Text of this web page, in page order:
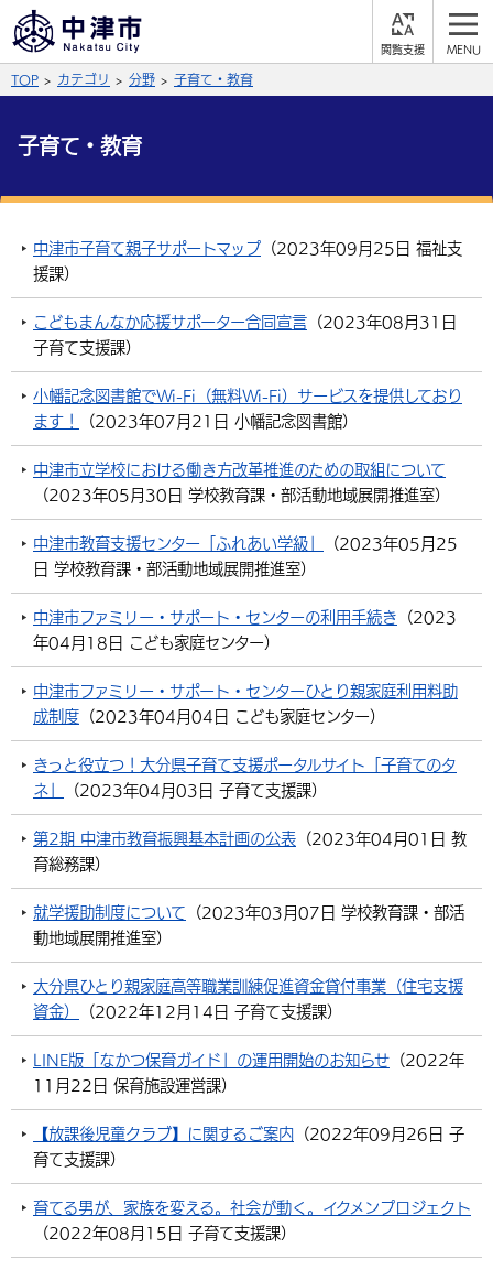
ふりがなをつける
よみあげる
黒 青 白
文字の大きさ
言語を選択
英語（English） 中国語（簡体字）
中国語（繁体字） 韓国語（한국어）
組織案内
サイト内検索
くらしの情報
福祉・介護 健康・予防
税金 住宅・インフラ
環境・衛生 生涯学習・スポーツ・人権
選挙 外国人の方向け情報
入札・契約 産業・雇用
農林水産業 税金
都市整備
子育て・教育
施設情報 子どもを預ける
手当・助成 健康・医療
相談・支援・情報 計画・施策
観光・移住
観光なび スポットを探す
遊ぶ・体験する グルメ・食べる
買う・おみやげ 四季のイベント・祭り
移住・定住
中津市について 市役所の紹介
地方創生・地域活性化 広報・広聴
行政・計画
TOP カテゴリ 分野 子育て・教育
子育て・教育
中津市子育て親子サポートマップ （2023年09月25日 福祉支
援課）
こどもまんなか応援サポーター合同宣言 （2023年08月31日
子育て支援課）
小幡記念図書館でWi-Fi（無料Wi-Fi）サービスを提供しており
ます！
（2023年07月21日 小幡記念図書館）
中津市立学校における働き方改革推進のための取組について
（2023年05月30日 学校教育課・部活動地域展開推進室）
中津市教育支援センター「ふれあい学級」 （2023年05月25
日 学校教育課・部活動地域展開推進室）
中津市ファミリー・サポート・センターの利用手続き （2023
年04月18日 こども家庭センター）
中津市ファミリー・サポート・センターひとり親家庭利用料助
成制度 （2023年04月04日 こども家庭センター）
きっと役立つ！大分県子育て支援ポータルサイト「子育てのタ
ネ」
（2023年04月03日 子育て支援課）
第2期 中津市教育振興基本計画の公表 （2023年04月01日 教
育総務課）
就学援助制度について （2023年03月07日 学校教育課・部活
動地域展開推進室）
大分県ひとり親家庭高等職業訓練促進資金貸付事業（住宅支援
資金）
（2022年12月14日 子育て支援課）
LINE版「なかつ保育ガイド」の運用開始のお知らせ （2022年
11月22日 保育施設運営課）
【放課後児童クラブ】に関するご案内 （2022年09月26日 子
育て支援課）
育てる男が、家族を変える。社会が動く。イクメンプロジェクト
（2022年08月15日 子育て支援課）